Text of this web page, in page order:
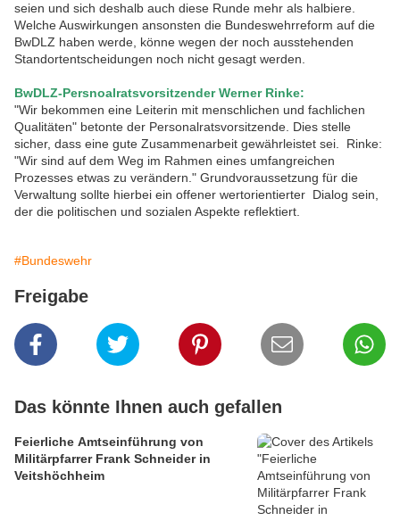
seien und sich deshalb auch diese Runde mehr als halbiere.
Welche Auswirkungen ansonsten die Bundeswehrreform auf die
BwDLZ haben werde, könne wegen der noch ausstehenden
Standortentscheidungen noch nicht gesagt werden.
BwDLZ-Persnoalratsvorsitzender Werner Rinke:
"Wir bekommen eine Leiterin mit menschlichen und fachlichen
Qualitäten" betonte der Personalratsvorsitzende. Dies stelle
sicher, dass eine gute Zusammenarbeit gewährleistet sei. Rinke:
"Wir sind auf dem Weg im Rahmen eines umfangreichen
Prozesses etwas zu verändern." Grundvoraussetzung für die
Verwaltung sollte hierbei ein offener wertorientierter Dialog sein,
der die politischen und sozialen Aspekte reflektiert.
#Bundeswehr
Freigabe
Das könnte Ihnen auch gefallen
Feierliche Amtseinführung von
Militärpfarrer Frank Schneider in
Veitshöchheim